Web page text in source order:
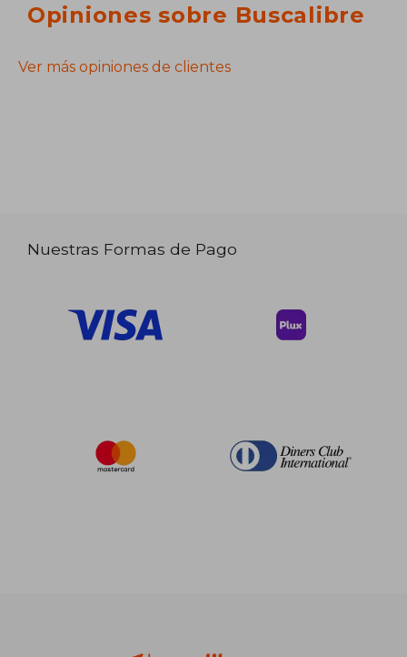
Opiniones sobre Buscalibre
Ver más opiniones de clientes
Nuestras Formas de Pago